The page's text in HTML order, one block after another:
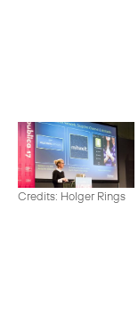
Credits: Holger Rings